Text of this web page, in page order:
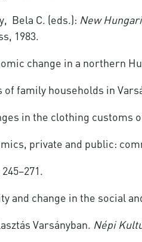
Bela C. (eds.): New
1983.
change in a northern
of family households in
in the clothing customs
private and public:
and change in the social
Varsányban. Népi